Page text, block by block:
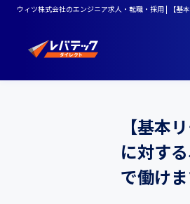
ウィツ株式会社のエンジニア求人・転職・採用 | 【基
【基本
に対す
で働け